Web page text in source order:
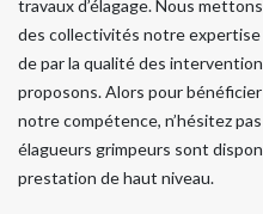
travaux d’élagage. Nous
des collectivités notre
de par la qualité des
proposons. Alors pour
notre compétence, n’hésitez
élagueurs grimpeurs sont
prestation de haut niveau.